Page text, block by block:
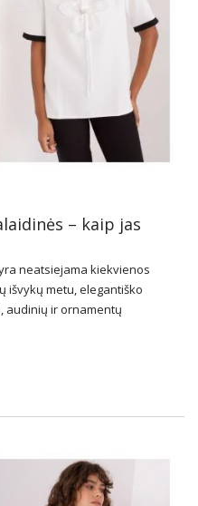
– kaip jas
neatsiejama kiekvienos
išvykų metu, elegantiško
audinių ir ornamentų
Nesvarbu, ar ketinate